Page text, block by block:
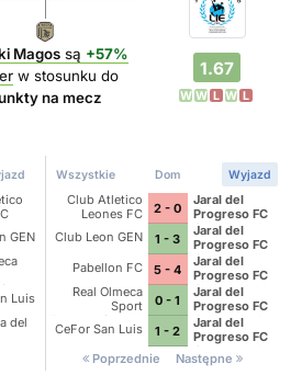
Magossą +57%
w stosunku do
na mecz
1.67
W W L W L
GEN
del
Luis
del
Wszystkie Dom Wyjazd
Club Atletico
Leones FC
2 - 0
Jaral del
Progreso FC
Ocoteros de
Cueramaro
Club Leon GEN 1 - 3
Jaral del
Progreso FC
Ocoteros de
Cueramaro
Pabellon FC 5 - 4
Jaral del
Progreso FC
Ocoteros de
Cueramaro
Real Olmeca
Sport
Empresarios del
Rincon
0 - 1
Jaral del
Progreso FC
Ocoteros de
Cueramaro
CeFor San Luis 1 - 2
Jaral del
Progreso FC
Ocoteros de
Cueramaro
Poprzednie Następne